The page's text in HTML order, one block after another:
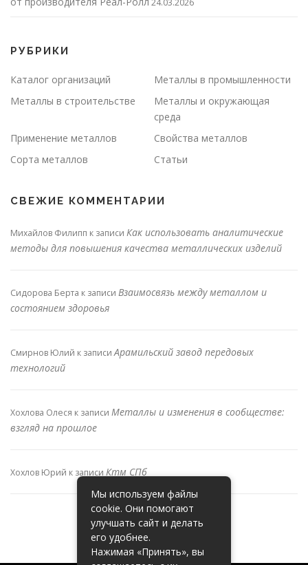
24.03.2026
РУБРИКИ
Каталог организаций
Металлы в промышленности
Металлы в строительстве
Металлы и окружающая
среда
Применение металлов
Свойства металлов
Сорта металлов
Статьи
СВЕЖИЕ КОММЕНТАРИИ
Михайлов Филипп к записи Как использовать аналитические
методы для повышения качества металлических изделий
Сидорова Берта к записи Взаимосвязь между металлом и
состоянием здоровья
Смирнов Юлий к записиАрамильский завод передовых
технологий
Хохлова Олеся к записи Металлы и изменения в сообществе:
взгляд на прошлое
Хохлов Юрий к записи Ктм СПб
Мы используем файлы
cookie. Они помогают
улучшать сайт и делать
его удобнее.
Нажимая «Принять», вы